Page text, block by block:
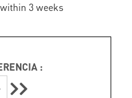
3 weeks
: